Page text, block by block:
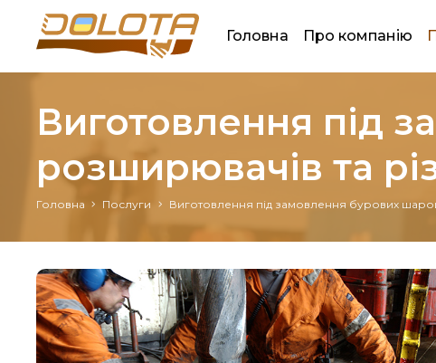
Головна Про компанію
Виготовлення під
розширювачів та
Головна Послуги Виготовлення під замовлення бурових